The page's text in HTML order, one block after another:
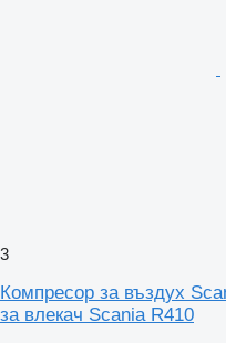
3
Компресор за въздух
за влекач Scania R410